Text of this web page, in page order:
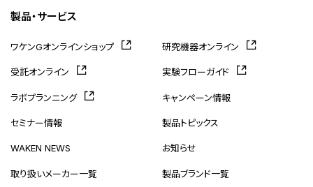
製品・サービス
ワケンGオンラインショップ 研究機器オンライン
受託オンライン 実験フローガイド
ラボプランニング キャンペーン情報
セミナー情報 製品トピックス
WAKEN NEWS お知らせ
取り扱いメーカー一覧 製品ブランド一覧